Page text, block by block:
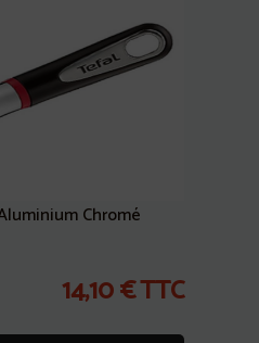
Chromé
14,10€TTC